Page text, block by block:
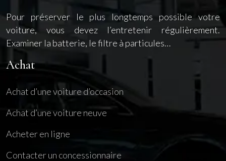
Pour préserver le plus longtemps possible votre
voiture, vous devez l’entretenir régulièrement.
Examiner la batterie, le filtre à particules…
Achat
Achat d’une voiture d’occasion
Achat d’une voiture neuve
Acheter en ligne
Contacter un concessionnaire